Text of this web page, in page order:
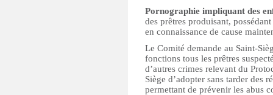
Pornographie impliquant des
des prêtres produisant,
en connaissance de cause
Le Comité demande au Saint-
fonctions tous les prêtres
d’autres crimes relevant du
Siège d’adopter sans tarder des
permettant de prévenir les abus